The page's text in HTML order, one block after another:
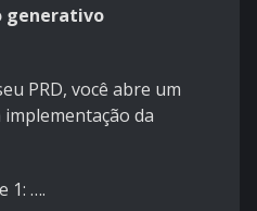
generativo
PRD, você abre um
da
1: ….